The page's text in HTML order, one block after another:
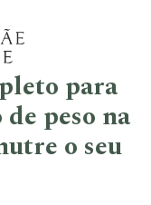
para
peso na
o seu